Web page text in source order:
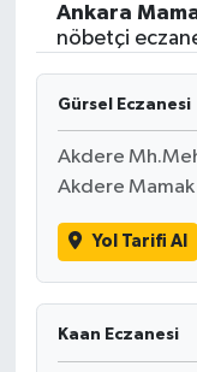
Ankara
nöbetçi
Gürsel Eczanesi
Akdere
Akdere Mamak
Yol Tarifi Al
Kaan Eczanesi
Dünya
RESMİ
Haber Arşivi